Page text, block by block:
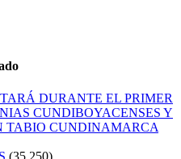
DURANTE EL PRIMER
CUNDIBOYACENSES Y
TABIO CUNDINAMARCA
(35.250)